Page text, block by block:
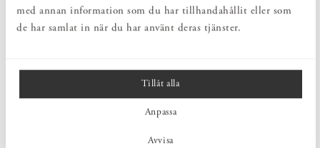
med annan information som du har tillhandahållit eller som
de har samlat in när du har använt deras tjänster.
Tillåt alla
Anpassa
Avvisa
PRODUKTINFORMATION